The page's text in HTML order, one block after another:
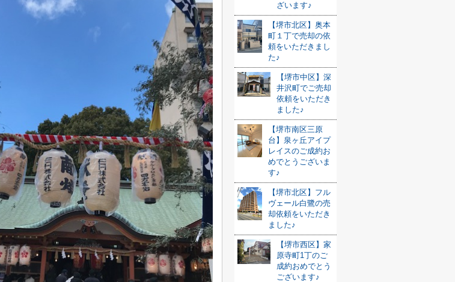
ざいます♪
【堺市北区】奥本
町１丁で売却の依
頼をいただきまし
た♪
【堺市中区】深
井沢町でご売却
依頼をいただき
ました♪
【堺市南区三原
台】泉ヶ丘アイプ
レイスのご成約お
めでとうございま
す♪
【堺市北区】フル
ヴェール白鷺の売
却依頼をいただき
ました♪
【堺市西区】家
原寺町1丁のご
成約おめでとう
ございます♪